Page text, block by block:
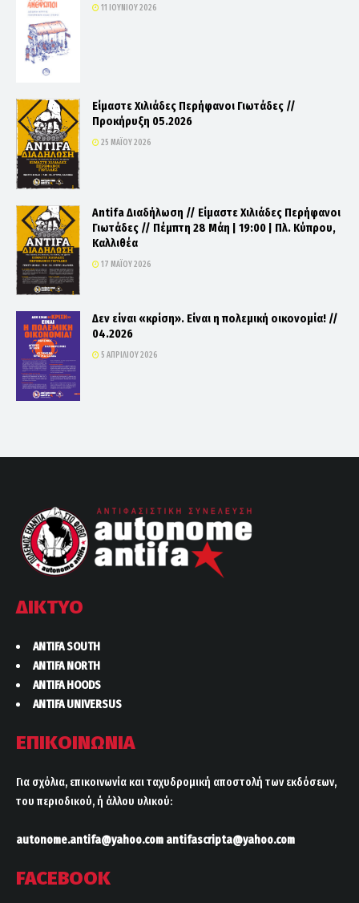
11 ΙΟΥΝΊΟΥ 2026
Είμαστε Χιλιάδες Περήφανοι Γιωτάδες //
Προκήρυξη 05.2026
25 ΜΑΪ́ΟΥ 2026
Antifa Διαδήλωση // Είμαστε Χιλιάδες Περήφανοι
Γιωτάδες // Πέμπτη 28 Μάη | 19:00 | Πλ. Κύπρου,
Καλλιθέα
17 ΜΑΪ́ΟΥ 2026
Δεν είναι «κρίση». Είναι η πολεμική οικονομία! //
04.2026
5 ΑΠΡΙΛΊΟΥ 2026
ΔΙΚΤΥΟ
ANTIFA SOUTH
ANTIFA NORTH
ANTIFA HOODS
ANTIFA UNIVERSUS
ΕΠΙΚΟΙΝΩΝΙΑ
Για σχόλια, επικοινωνία και ταχυδρομική αποστολή των εκδόσεων,
του περιοδικού, ή άλλου υλικού:
autonome.antifa@yahoo.com antifascripta@yahoo.com
FACEBOOK